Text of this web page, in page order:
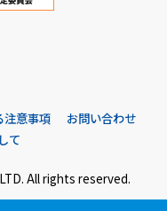
注意事項
お問い合わせ
て
All rights reserved.